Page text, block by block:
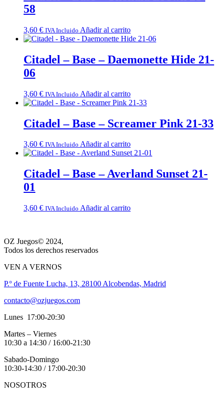
58
3,60 € IVA Incluido Añadir al carrito
Citadel – Base – Daemonette Hide 21-
06
3,60 € IVA Incluido Añadir al carrito
Citadel – Base – Screamer Pink 21-33
3,60 € IVA Incluido Añadir al carrito
Citadel – Base – Averland Sunset 21-
01
3,60 € IVA Incluido Añadir al carrito
OZ Juegos© 2024,
Todos los derechos reservados
VEN A VERNOS
P.º de Fuente Lucha, 13, 28100 Alcobendas, Madrid
contacto@ozjuegos.com
Lunes 17:00-20:30
Martes – Viernes
10:30 a 14:30 / 16:00-21:30
Sabado-Domingo
10:30-14:30 / 17:00-20:30
NOSOTROS